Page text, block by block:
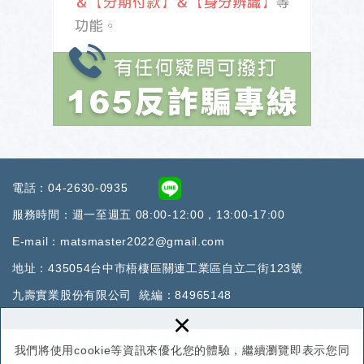
我們將使用cookie等資訊來優化您的體驗，繼續瀏覽即表示您同
×
電話：04-2630-0935
服務時間：週一至週五 08:00-12:00，13:00-17:00
E-mail： matsmaster2022@gmail.com
地址：435054台中市梧棲區關連工業區自立二街123號
九壽實業股份有限公司 統編：84965148
Copyright © 2022地墊達人專業地墊 All Rights Reserved.